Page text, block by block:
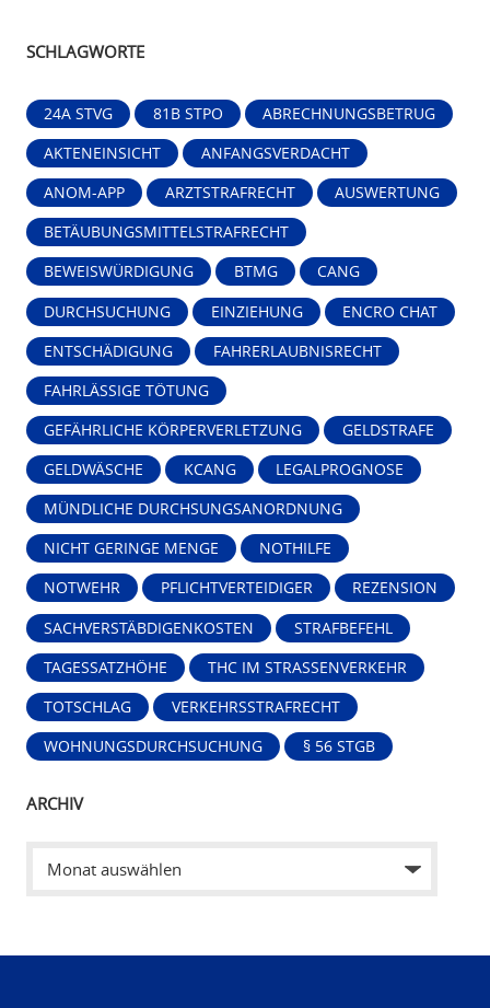
SCHLAGWORTE
24A STVG 81B STPO ABRECHNUNGSBETRUG
AKTENEINSICHT ANFANGSVERDACHT
ANOM-APP ARZTSTRAFRECHT AUSWERTUNG
BETÄUBUNGSMITTELSTRAFRECHT
BEWEISWÜRDIGUNG BTMG CANG
DURCHSUCHUNG EINZIEHUNG ENCRO CHAT
ENTSCHÄDIGUNG FAHRERLAUBNISRECHT
FAHRLÄSSIGE TÖTUNG
GEFÄHRLICHE KÖRPERVERLETZUNG GELDSTRAFE
GELDWÄSCHE KCANG LEGALPROGNOSE
MÜNDLICHE DURCHSUNGSANORDNUNG
NICHT GERINGE MENGE NOTHILFE
NOTWEHR PFLICHTVERTEIDIGER REZENSION
SACHVERSTÄBDIGENKOSTEN STRAFBEFEHL
TAGESSATZHÖHE THC IM STRASSENVERKEHR
TOTSCHLAG VERKEHRSSTRAFRECHT
WOHNUNGSDURCHSUCHUNG § 56 STGB
ARCHIV